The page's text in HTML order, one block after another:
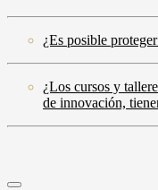
¿Es posible
¿Los cursos y
de innovación,